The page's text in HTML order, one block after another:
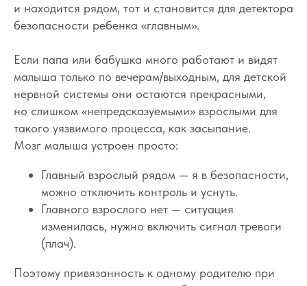
и находится рядом, тот и становится для детектора
безопасности ребенка «главным».
Если папа или бабушка много работают и видят
малыша только по вечерам/выходным, для детской
нервной системы они остаются прекрасными,
но слишком «непредсказуемыми» взрослыми для
такого уязвимого процесса, как засыпание.
Мозг малыша устроен просто:
Главный взрослый рядом — я в безопасности,
можно отключить контроль и уснуть.
Главного взрослого нет — ситуация
изменилась, нужно включить сигнал тревоги
(плач).
Поэтому привязанность к одному родителю при